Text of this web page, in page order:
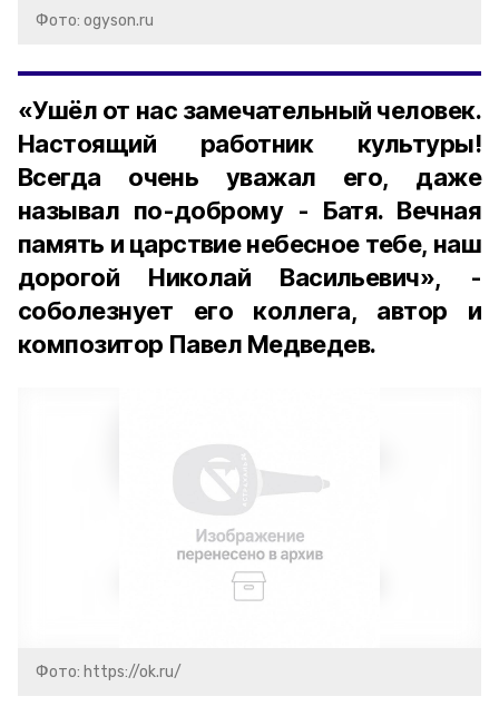
Фото: ogyson.ru
«Ушёл от нас замечательный человек.
Настоящий работник культуры!
Всегда очень уважал его, даже
называл по-доброму - Батя. Вечная
память и царствие небесное тебе, наш
дорогой Николай Васильевич», -
соболезнует его коллега, автор и
композитор Павел Медведев.
Фото: https://ok.ru/